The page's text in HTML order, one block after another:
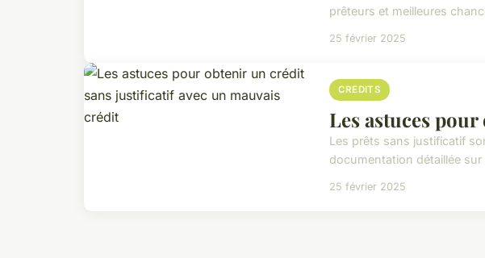
prêteurs et meilleures
25 février 2025
CREDITS
Les astuces
Les prêts sans justificatif
documentation détaillée
25 février 2025